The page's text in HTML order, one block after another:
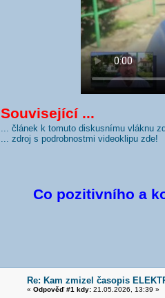
Související ...
... článek k tomuto diskusnímu vláknu
... zdroj s podrobnostmi videoklipu zde!
Co pozitivního a
Re: Kam zmizel časopis
« Odpověď #1 kdy:21.05.2026, 13:39 »